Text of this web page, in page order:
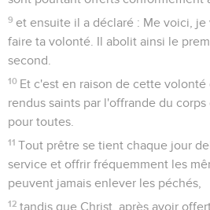
9 et ensuite il a déclaré : Me voici, je
faire ta volonté. Il abolit ainsi le
second.
10 Et c'est en raison de cette
rendus saints par l'offrande du
pour toutes.
11 Tout prêtre se tient chaque jour
service et offrir fréquemment les
peuvent jamais enlever les péchés,
12 tandis que Christ, après avoir